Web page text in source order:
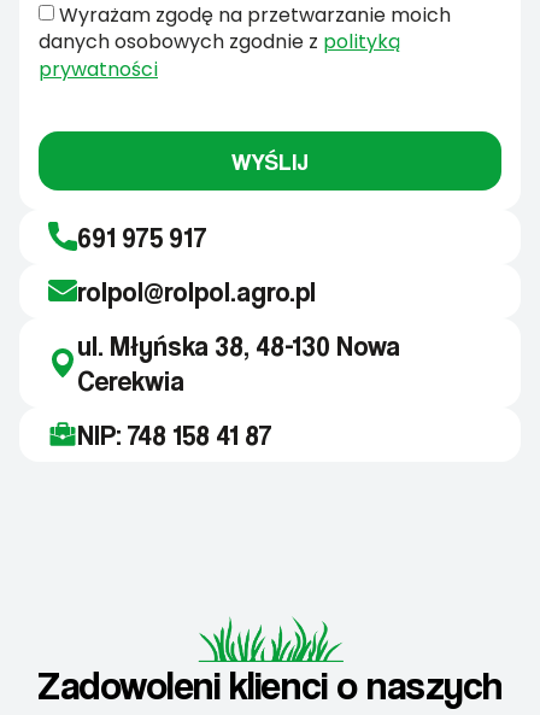
Wyrażam zgodę na przetwarzanie moich
danych osobowych zgodnie z polityką
prywatności
WYŚLIJ
691 975 917
rolpol@rolpol.agro.pl
ul. Młyńska 38, 48-130 Nowa
Cerekwia
NIP: 748 158 41 87
Zadowoleni klienci o naszych